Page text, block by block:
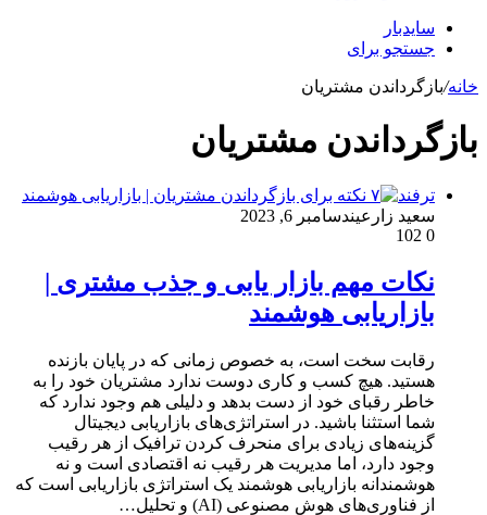
سایدبار
جستجو برای
خانه/بازگرداندن مشتریان
بازگرداندن مشتریان
ترفند
سعید زارعیندسامبر 6, 2023
0
نکات مهم بازار یابی و جذب مشتری |
بازاریابی هوشمند
رقابت سخت است، به خصوص زمانی که در پایان بازنده
هستید. هیچ کسب و کاری دوست ندارد مشتریان خود را به
خاطر رقبای خود از دست بدهد و دلیلی هم وجود ندارد که
شما استثنا باشید. در استراتژی‌های بازاریابی دیجیتال
گزینه‌های زیادی برای منحرف کردن ترافیک از هر رقیب
وجود دارد، اما مدیریت هر رقیب نه اقتصادی است و نه
هوشمندانه بازاریابی هوشمند یک استراتژی بازاریابی است که
از فناوری‌های هوش مصنوعی (AI) و تحلیل…